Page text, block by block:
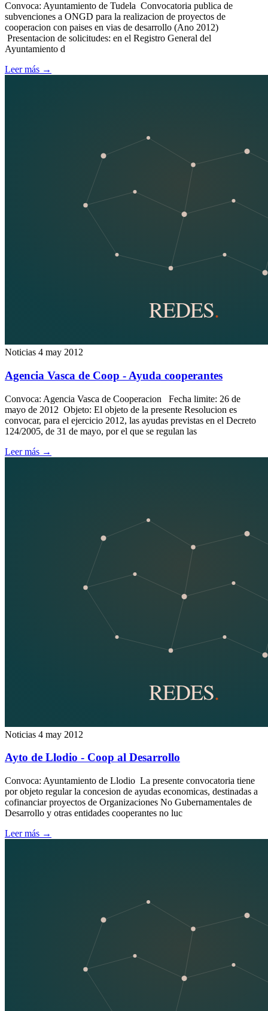
Convoca: Ayuntamiento de Tudela Convocatoria publica de
subvenciones a ONGD para la realizacion de proyectos de
cooperacion con paises en vias de desarrollo (Ano 2012)
Presentacion de solicitudes: en el Registro General del
Ayuntamiento d
Leer más →
Noticias 4 may 2012
Agencia Vasca de Coop - Ayuda cooperantes
Convoca: Agencia Vasca de Cooperacion Fecha limite: 26 de
mayo de 2012 Objeto: El objeto de la presente Resolucion es
convocar, para el ejercicio 2012, las ayudas previstas en el Decreto
124/2005, de 31 de mayo, por el que se regulan las
Leer más →
Noticias 4 may 2012
Ayto de Llodio - Coop al Desarrollo
Convoca: Ayuntamiento de Llodio La presente convocatoria tiene
por objeto regular la concesion de ayudas economicas, destinadas a
cofinanciar proyectos de Organizaciones No Gubernamentales de
Desarrollo y otras entidades cooperantes no luc
Leer más →